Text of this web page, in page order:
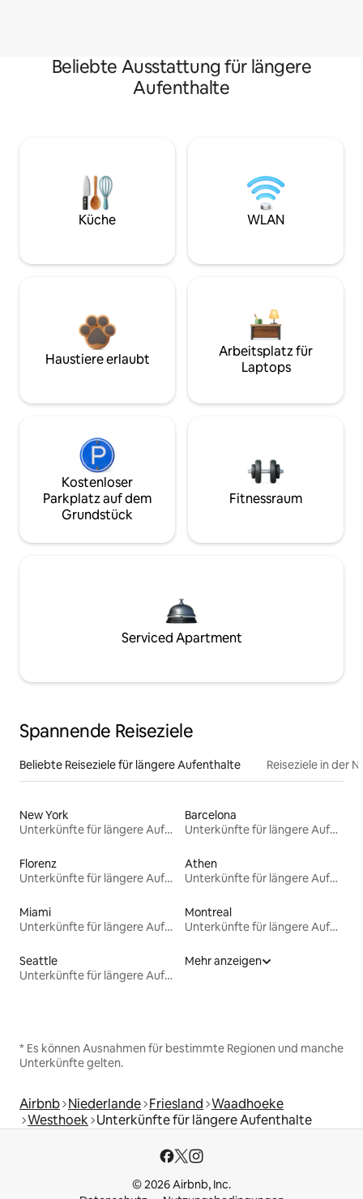
Beliebte Ausstattung für längere
Aufenthalte
Küche WLAN
Haustiere erlaubt
Arbeitsplatz für
Laptops
Kostenloser
Parkplatz auf dem
Grundstück
Fitnessraum
Serviced Apartment
Spannende Reiseziele
Beliebte Reiseziele für längere Aufenthalte Reiseziele in der
New York
Unterkünfte für längere Aufenthalte
Barcelona
Unterkünfte für längere Aufenthalte
Florenz
Unterkünfte für längere Aufenthalte
Athen
Unterkünfte für längere Aufenthalte
Miami
Unterkünfte für längere Aufenthalte
Montreal
Unterkünfte für längere Aufenthalte
Seattle
Unterkünfte für längere Aufenthalte
Mehr anzeigen
* Es können Ausnahmen für bestimmte Regionen und manche
Unterkünfte gelten.
Airbnb Niederlande Friesland Waadhoeke
Westhoek Unterkünfte für längere Aufenthalte
© 2026 Airbnb, Inc.